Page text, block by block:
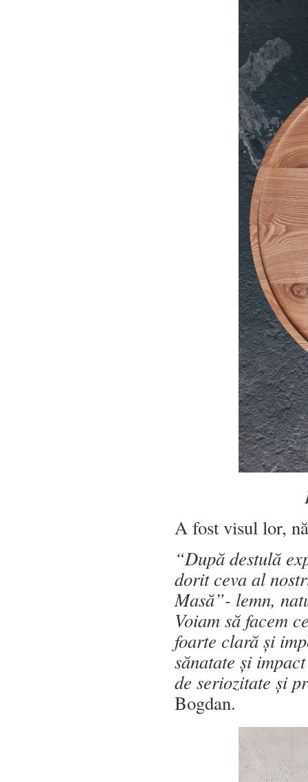
A fost visul lor,
“După destulă
dorit ceva al
Masă”- lemn,
Voiam să facem
foarte clară și
sănatate și
de seriozitate și
Bogdan.